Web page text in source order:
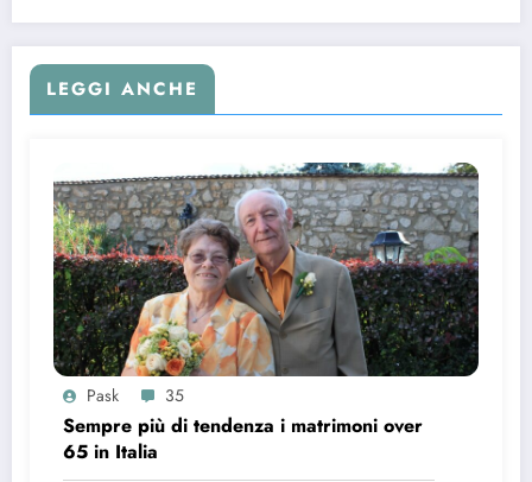
LEGGI ANCHE
Pask 35
Sempre più di tendenza i matrimoni over
65 in Italia